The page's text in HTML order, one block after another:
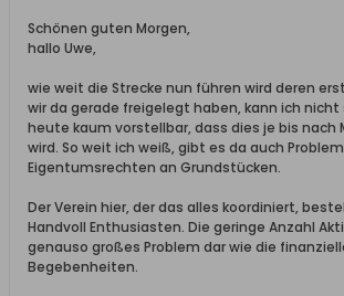
Schönen guten Morgen,
hallo Uwe,
wie weit die Strecke nun führen wird deren
wir da gerade freigelegt haben, kann ich nicht
heute kaum vorstellbar, dass dies je bis nach
wird. So weit ich weiß, gibt es da auch
Eigentumsrechten an Grundstücken.
Der Verein hier, der das alles koordiniert,
Handvoll Enthusiasten. Die geringe Anzahl
genauso großes Problem dar wie die
Begebenheiten.